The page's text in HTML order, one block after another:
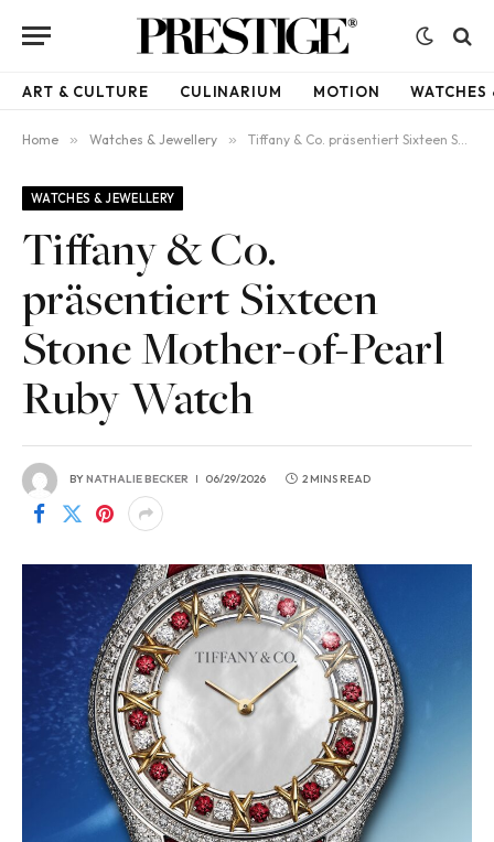
ART & CULTURE CULINARIUM MOTION WATCHES
Home » Watches & Jewellery » Tiffany & Co. präsentiert Sixteen Stone Mother-of-Pearl Ruby Watch
WATCHES & JEWELLERY
Tiffany & Co.
präsentiert Sixteen
Stone Mother-of-Pearl
Ruby Watch
BYNATHALIE BECKER 06/29/2026 2 MINS READ